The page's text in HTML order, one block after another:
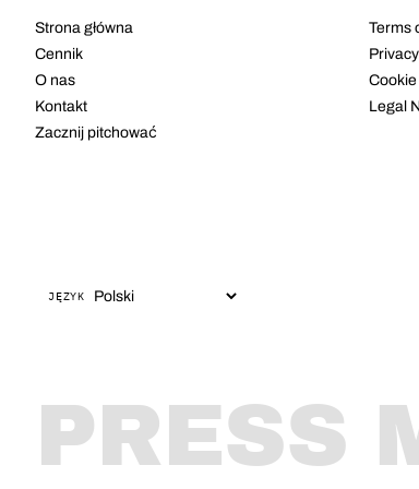
Strona główna
Cennik
O nas
Kontakt
Zacznij pitchować
Terms
Legal
JĘZYK
PRESS